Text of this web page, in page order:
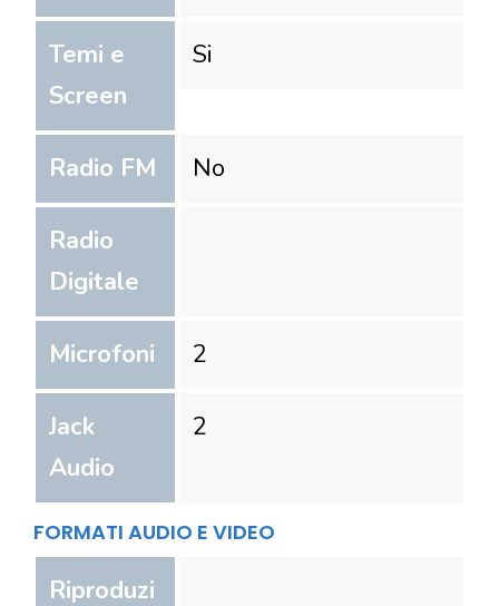
Temi e
Screen
Si
Radio FM No
Radio
Digitale
Microfoni 2
Jack
Audio
2
FORMATI AUDIO E VIDEO
Riproduzi